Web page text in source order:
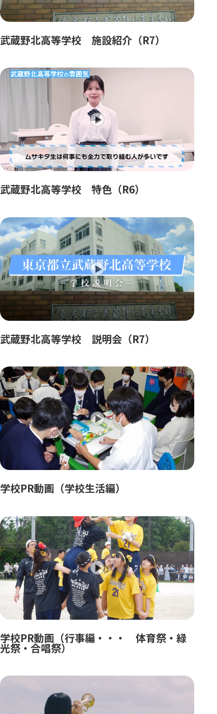
武蔵野北高等学校 施設紹介（R7）
武蔵野北高等学校 特色（R6）
武蔵野北高等学校 説明会（R7）
学校PR動画（学校生活編）
学校PR動画（行事編・・・ 体育祭・緑
光祭・合唱祭）